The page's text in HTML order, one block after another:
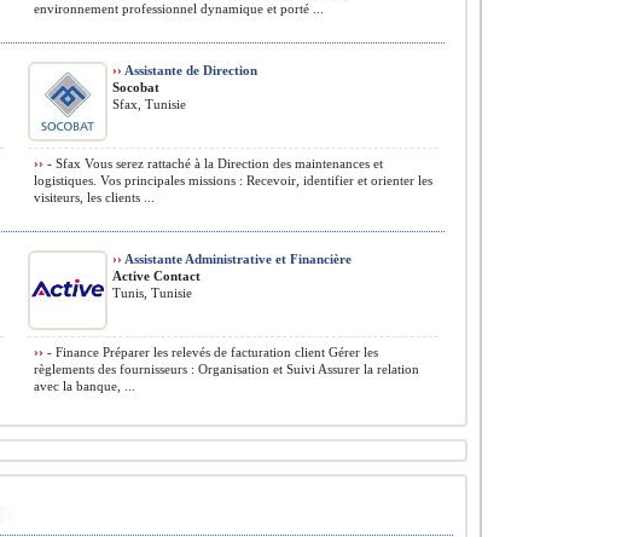
environnement professionnel dynamique et porté ...
›› Assistante de Direction
Socobat
Sfax, Tunisie
›› - Sfax Vous serez rattaché à la Direction des maintenances et
logistiques. Vos principales missions : Recevoir, identifier et orienter les
visiteurs, les clients ...
›› Assistante Administrative et Financière
Active Contact
Tunis, Tunisie
›› - Finance Préparer les relevés de facturation client Gérer les
règlements des fournisseurs : Organisation et Suivi Assurer la relation
avec la banque, ...